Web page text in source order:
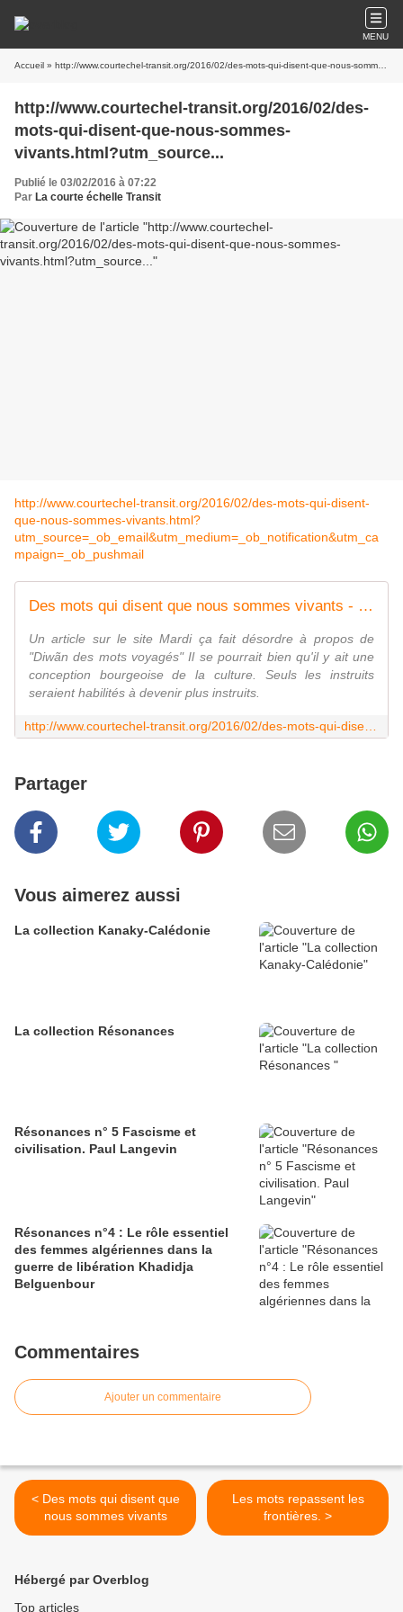
MENU
Accueil » http://www.courtechel-transit.org/2016/02/des-mots-qui-disent-que-nous-sommes-vivants.html?utm_source...
http://www.courtechel-transit.org/2016/02/des-
mots-qui-disent-que-nous-sommes-
vivants.html?utm_source...
Publié le 03/02/2016 à 07:22
Par La courte échelle Transit
http://www.courtechel-transit.org/2016/02/des-mots-qui-disent-
que-nous-sommes-vivants.html?
utm_source=_ob_email&utm_medium=_ob_notification&utm_ca
mpaign=_ob_pushmail
Des mots qui disent que nous sommes vivants - la courte échelle. éditions transit
Un article sur le site Mardi ça fait désordre à propos de
"Diwãn des mots voyagés" Il se pourrait bien qu'il y ait une
conception bourgeoise de la culture. Seuls les instruits
seraient habilités à devenir plus instruits.
Partager
Vous aimerez aussi
La collection Kanaky-Calédonie
La collection Résonances
Résonances n° 5 Fascisme et
civilisation. Paul Langevin
Résonances n°4 : Le rôle essentiel
des femmes algériennes dans la
guerre de libération Khadidja
Belguenbour
Commentaires
Ajouter un commentaire
< Des mots qui disent que
nous sommes vivants
Les mots repassent les
frontières. >
Hébergé par Overblog
Top articles